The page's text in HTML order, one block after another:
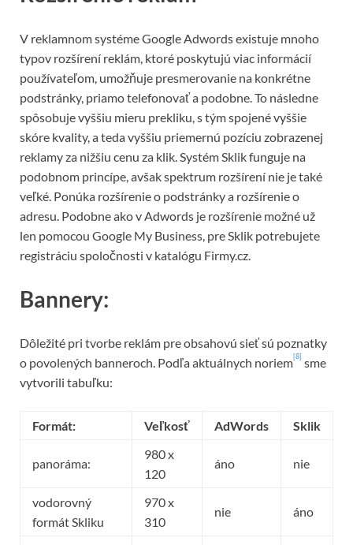
V reklamnom systéme Google Adwords existuje mnoho
typov rozšírení reklám, ktoré poskytujú viac informácií
používateľom, umožňuje presmerovanie na konkrétne
podstránky, priamo telefonovať a podobne. To následne
spôsobuje vyššiu mieru prekliku, s tým spojené vyššie
skóre kvality, a teda vyššiu priemernú pozíciu zobrazenej
reklamy za nižšiu cenu za klik. Systém Sklik funguje na
podobnom princípe, avšak spektrum rozšírení nie je také
veľké. Ponúka rozšírenie o podstránky a rozšírenie o
adresu. Podobne ako v Adwords je rozšírenie možné už
len pomocou Google My Business, pre Sklik potrebujete
registráciu spoločnosti v katalógu Firmy.cz.
Bannery:
Dôležité pri tvorbe reklám pre obsahovú sieť sú poznatky
o povolených banneroch. Podľa aktuálnych noriem[8] sme
vytvorili tabuľku:
Formát: Veľkosť AdWords Sklik
panoráma:
980 x
120
áno nie
vodorovný
formát Skliku
970 x
310
nie áno